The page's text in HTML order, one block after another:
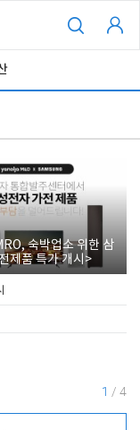
숙박업소 위한 삼
제품 특가 개시>
1 / 4